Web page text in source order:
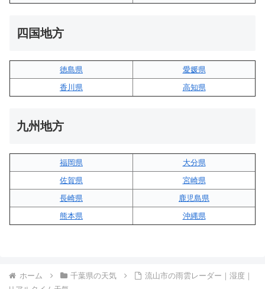
四国地方
徳島県
愛媛県
香川県
高知県
九州地方
福岡県
大分県
佐賀県
宮崎県
長崎県
鹿児島県
熊本県
沖縄県
ホーム 千葉県の天気
流山市の雨雲レーダー｜湿度｜